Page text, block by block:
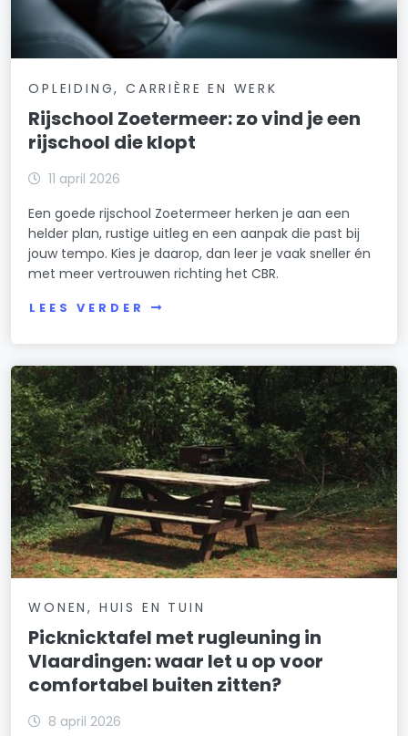
OPLEIDING, CARRIÈRE EN WERK
Rijschool Zoetermeer: zo vind je een
rijschool die klopt
11 april 2026
Een goede rijschool Zoetermeer herken je aan een
helder plan, rustige uitleg en een aanpak die past bij
jouw tempo. Kies je daarop, dan leer je vaak sneller én
met meer vertrouwen richting het CBR.
LEES VERDER
WONEN, HUIS EN TUIN
Picknicktafel met rugleuning in
Vlaardingen: waar let u op voor
comfortabel buiten zitten?
8 april 2026